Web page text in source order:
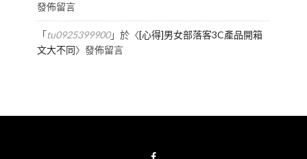
發佈留言
「tu0925399900」於〈[心得]男女部落客3C產品開箱
文大不同〉發佈留言